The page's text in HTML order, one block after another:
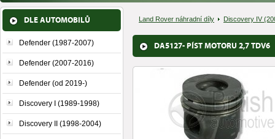
DLE AUTOMOBILŮ
Defender (1987-2007)
Defender (2007-2016)
Defender (od 2019-)
Discovery I (1989-1998)
Discovery II (1998-2004)
Land Rover náhradní díly Discovery IV
DA5127- PÍST MOTORU 2,7 TDV6